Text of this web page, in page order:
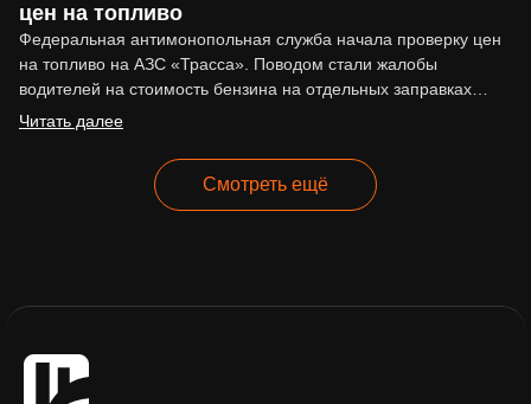
цен на топливо
Федеральная антимонопольная служба начала проверку цен
на топливо на АЗС «Трасса». Поводом стали жалобы
водителей на стоимость бензина на отдельных заправках
сети. По сообщениям…
Читать далее
Смотреть ещё